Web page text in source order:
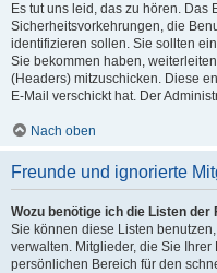
Es tut uns leid, das zu hören.
Sicherheitsvorkehrungen, die
identifizieren sollen. Sie sollten
Sie bekommen haben,
(Headers) mitzuschicken. Diese
E-Mail verschickt hat. Der
Nach oben
Freunde und ignorierte
Wozu benötige ich die Listen
Sie können diese Listen
verwalten. Mitglieder, die Sie
persönlichen Bereich für den